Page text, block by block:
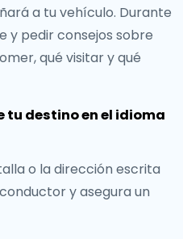
a tu vehículo. Durante
pedir consejos sobre
qué visitar y qué
tu destino en el idioma
o la dirección escrita
y asegura un